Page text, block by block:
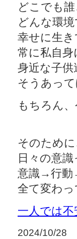
どこでも誰
どんな環境
幸せに生
常に私自
身近な子
そうあっ
もちろん
そのために
日々の意識
意識→行
全て変わっ
一人では
2024/10/28